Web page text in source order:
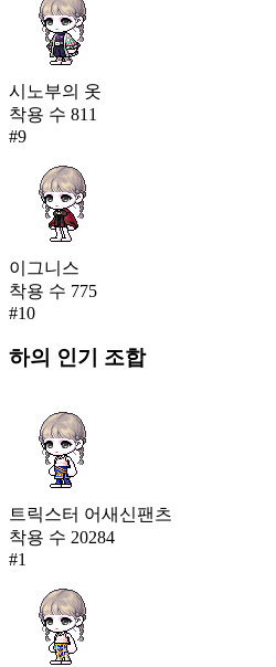
시노부의 옷
착용 수 811
#9
이그니스
착용 수 775
#10
하의 인기 조합
트릭스터 어새신팬츠
착용 수 20284
#1